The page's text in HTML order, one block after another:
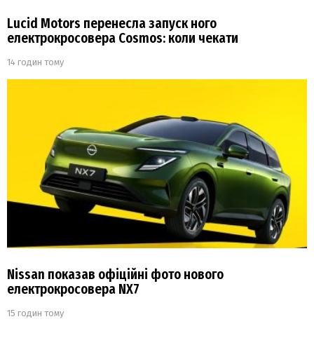
Lucid Motors перенесла запуск ного
електрокросовера Cosmos: коли чекати
14 годин тому
Nissan показав офіційні фото нового
електрокросовера NX7
15 годин тому